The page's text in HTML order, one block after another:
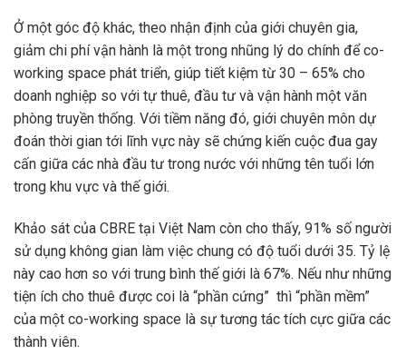
Ở một góc độ khác, theo nhận định của giới chuyên gia,
giảm chi phí vận hành là một trong nhũng lý do chính để co-
working space phát triển, giúp tiết kiệm từ 30 – 65% cho
doanh nghiệp so với tự thuê, đầu tư và vận hành một văn
phòng truyền thống. Với tiềm năng đó, giới chuyên môn dự
đoán thời gian tới lĩnh vực này sẽ chứng kiến cuộc đua gay
cấn giữa các nhà đầu tư trong nước với những tên tuổi lớn
trong khu vực và thế giới.
Khảo sát của CBRE tại Việt Nam còn cho thấy, 91% số người
sử dụng không gian làm việc chung có độ tuổi dưới 35. Tỷ lệ
này cao hơn so với trung bình thế giới là 67%. Nếu như những
tiện ích cho thuê được coi là “phần cứng” thì “phần mềm”
của một co-working space là sự tương tác tích cực giữa các
thành viên.